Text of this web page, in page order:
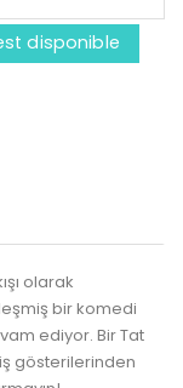
disponible
olarak
bir komedi
ediyor. Bir Tat
gösterilerinden